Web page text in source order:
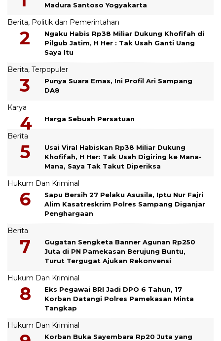
Madura Santoso Yogyakarta
Berita, Politik dan Pemerintahan
Ngaku Habis Rp38 Miliar Dukung Khofifah di
Pilgub Jatim, H Her : Tak Usah Ganti Uang
Saya Itu
Berita, Terpopuler
Punya Suara Emas, Ini Profil Ari Sampang
DA8
Karya
Harga Sebuah Persatuan
Berita
Usai Viral Habiskan Rp38 Miliar Dukung
Khofifah, H Her: Tak Usah Digiring ke Mana-
Mana, Saya Tak Takut Diperiksa
Hukum Dan Kriminal
Sapu Bersih 27 Pelaku Asusila, Iptu Nur Fajri
Alim Kasatreskrim Polres Sampang Diganjar
Penghargaan
Berita
Gugatan Sengketa Banner Agunan Rp250
Juta di PN Pamekasan Berujung Buntu,
Turut Tergugat Ajukan Rekonvensi
Hukum Dan Kriminal
Eks Pegawai BRI Jadi DPO 6 Tahun, 17
Korban Datangi Polres Pamekasan Minta
Tangkap
Hukum Dan Kriminal
Korban Buka Sayembara Rp20 Juta yang